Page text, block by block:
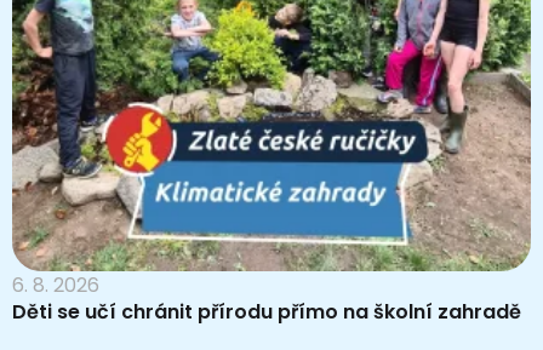
6. 8. 2026
Děti se učí chránit přírodu přímo na školní zahradě